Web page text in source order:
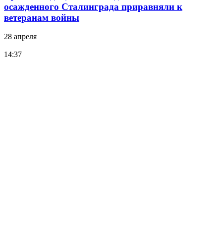
осажденного Сталинграда приравняли к
ветеранам войны
28 апреля
14:37